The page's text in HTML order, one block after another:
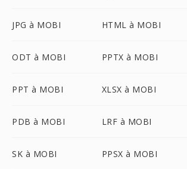
JPG à MOBI HTML à MOBI
ODT à MOBI PPTX à MOBI
PPT à MOBI XLSX à MOBI
PDB à MOBI LRF à MOBI
SK à MOBI PPSX à MOBI